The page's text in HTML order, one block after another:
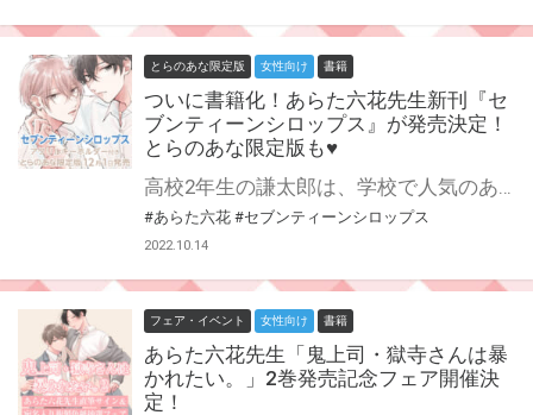
とらのあな限定版 女性向け 書籍
ついに書籍化！あらた六花先生新刊『セ
ブンティーンシロップス』が発売決定！
とらのあな限定版も♥
#あらた六花 #セブンティーンシロップス
2022.10.14
フェア・イベント 女性向け 書籍
あらた六花先生「鬼上司・獄寺さんは暴
かれたい。」2巻発売記念フェア開催決
定！